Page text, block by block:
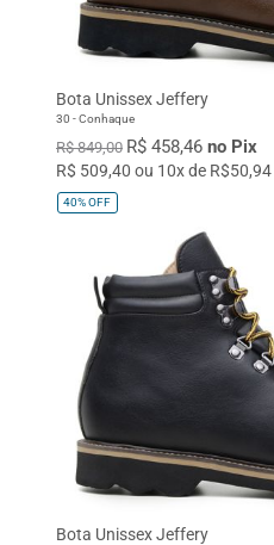
TAMANHO
33 34 35 36
37 38 39 40
42 43 44 45 Único
Bota Unissex Jeffery
30 - Conhaque
R$ 849,00 R$ 458,46 no Pix
R$ 509,40 ou 10x de R$50,94
40%OFF
Bota Unissex Jeffery